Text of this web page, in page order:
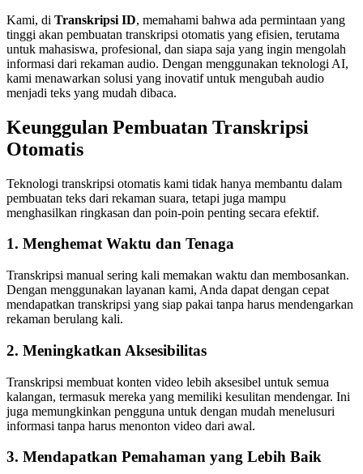
Kami, di Transkripsi ID, memahami bahwa ada permintaan yang
tinggi akan pembuatan transkripsi otomatis yang efisien, terutama
untuk mahasiswa, profesional, dan siapa saja yang ingin mengolah
informasi dari rekaman audio. Dengan menggunakan teknologi AI,
kami menawarkan solusi yang inovatif untuk mengubah audio
menjadi teks yang mudah dibaca.
Keunggulan Pembuatan Transkripsi
Otomatis
Teknologi transkripsi otomatis kami tidak hanya membantu dalam
pembuatan teks dari rekaman suara, tetapi juga mampu
menghasilkan ringkasan dan poin-poin penting secara efektif.
1. Menghemat Waktu dan Tenaga
Transkripsi manual sering kali memakan waktu dan membosankan.
Dengan menggunakan layanan kami, Anda dapat dengan cepat
mendapatkan transkripsi yang siap pakai tanpa harus mendengarkan
rekaman berulang kali.
2. Meningkatkan Aksesibilitas
Transkripsi membuat konten video lebih aksesibel untuk semua
kalangan, termasuk mereka yang memiliki kesulitan mendengar. Ini
juga memungkinkan pengguna untuk dengan mudah menelusuri
informasi tanpa harus menonton video dari awal.
3. Mendapatkan Pemahaman yang Lebih Baik